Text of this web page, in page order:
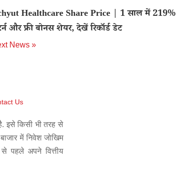
Healthcare Share Price | 1 साल में 219%
और फ्री बोनस शेयर, देखें रिकॉर्ड डेट
News »
Us
इसे किसी भी तरह से
में निवेश जोखिम
पहले अपने वित्तीय